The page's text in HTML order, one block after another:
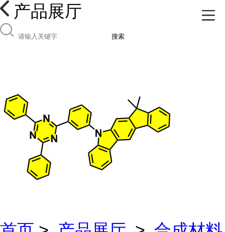
产品展厅
搜索